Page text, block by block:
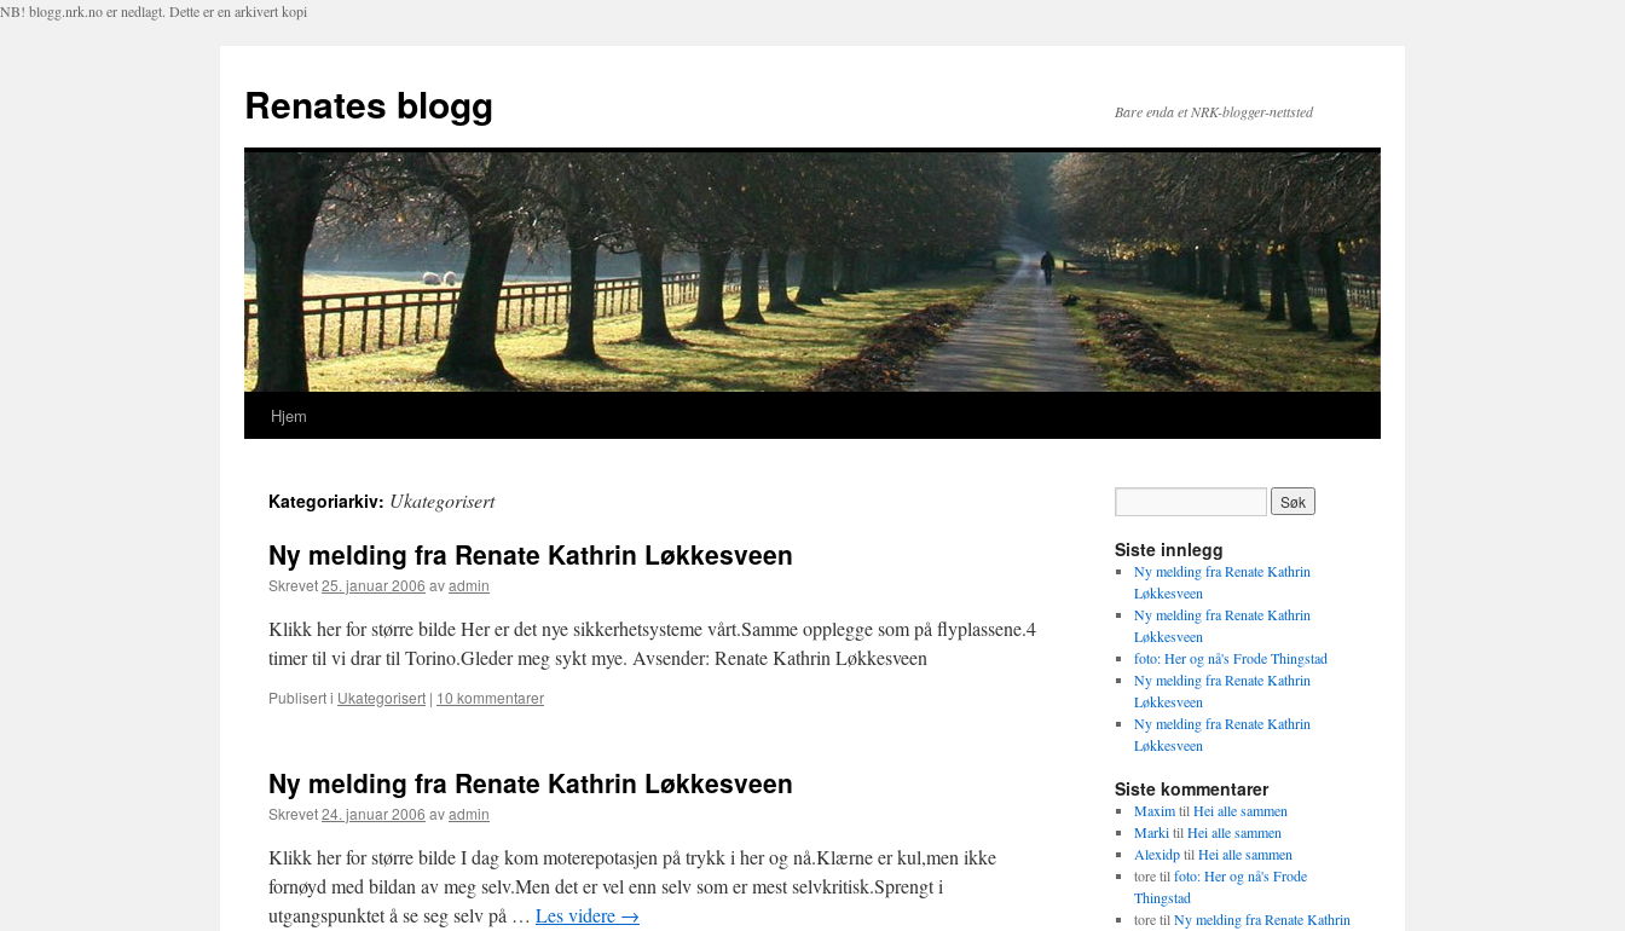
NB! blogg.nrk.no er nedlagt. Dette er en arkivert kopi
Renates blogg Bare enda et NRK-blogger-nettsted
Hopp
innhold
Hjem
Kategoriarkiv: Ukategorisert
Ny melding fra Renate Kathrin Løkkesveen
Skrevet25. januar 2006 avadmin
Klikk her for større bilde Her er det nye sikkerhetsysteme vårt.Samme opplegge som på flyplassene.4
timer til vi drar til Torino.Gleder meg sykt mye. Avsender: Renate Kathrin Løkkesveen
Publisert i Ukategorisert | 10 kommentarer
Ny melding fra Renate Kathrin Løkkesveen
Skrevet24. januar 2006 avadmin
Klikk her for større bilde I dag kom moterepotasjen på trykk i her og nå.Klærne er kul,men ikke
fornøyd med bildan av meg selv.Men det er vel enn selv som er mest selvkritisk.Sprengt i
utgangspunktet å se seg selv på … Les videre →
Siste innlegg
Ny melding fra Renate Kathrin
Løkkesveen
Ny melding fra Renate Kathrin
Løkkesveen
foto: Her og nå's Frode Thingstad
Ny melding fra Renate Kathrin
Løkkesveen
Ny melding fra Renate Kathrin
Løkkesveen
Siste kommentarer
MaximtilHei alle sammen
MarkitilHei alle sammen
AlexidptilHei alle sammen
toretilfoto: Her og nå's Frode
Thingstad
toretilNy melding fra Renate Kathrin